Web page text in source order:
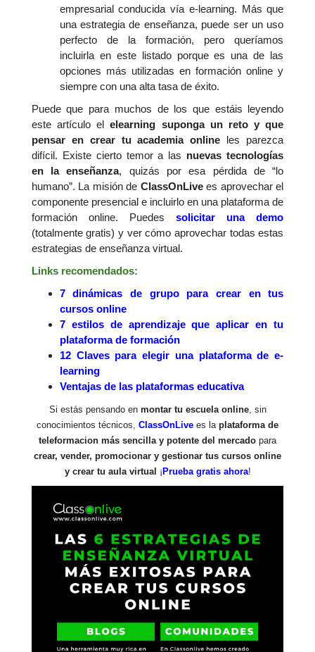
empresarial conducida vía e-learning. Más que
una estrategia de enseñanza, puede ser un uso
perfecto de la formación, pero queríamos
incluirla en este listado porque es una de las
opciones más utilizadas en formación online y
siempre con una alta tasa de éxito.
Puede que para muchos de los que estáis leyendo
este artículo elelearning suponga un reto y que
pensar en crear tu academia online les parezca
difícil. Existe cierto temor a las nuevas tecnologías
en la enseñanza, quizás por esa pérdida de “lo
humano”. La misión de ClassOnLivees aprovechar el
componente presencial e incluirlo en una plataforma de
formación online. Puedessolicitar una demo
(totalmente gratis) y ver cómo aprovechar todas estas
estrategias de enseñanza virtual.
Links recomendados:
7 dinámicas de grupo para crear en tus
cursos online
7 estilos de aprendizaje que aplicar en tu
plataforma de formación
12 Claves para elegir una plataforma de e-
learning
Ventajas de las plataformas educativa
Si estás pensando en montar tu escuela online, sin
conocimientos técnicos, ClassOnLive es la plataforma de
teleformacion más sencilla y potente del mercado para
crear, vender, promocionar y gestionar tus cursos online
y crear tu aula virtual ¡ Prueba gratis ahora!